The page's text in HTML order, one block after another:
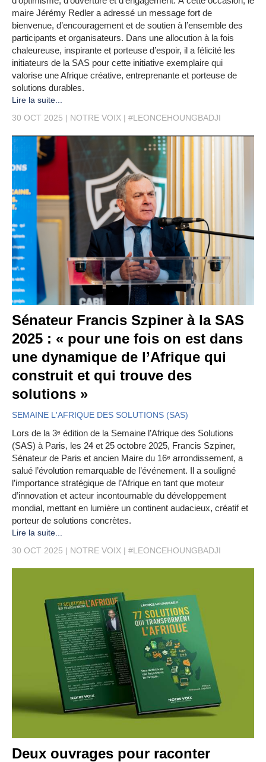
maire Jérémy Redler a adressé un message fort de
bienvenue, d’encouragement et de soutien à l’ensemble des
participants et organisateurs. Dans une allocution à la fois
chaleureuse, inspirante et porteuse d’espoir, il a félicité les
initiateurs de la SAS pour cette initiative exemplaire qui
valorise une Afrique créative, entreprenante et porteuse de
solutions durables.
Lire la suite...
30 OCT 2025
NOTRE VOIX #LEONCEHOUNGBADJI
Sénateur Francis Szpiner à la SAS
2025 : « pour une fois on est dans
une dynamique de l’Afrique qui
construit et qui trouve des
solutions »
SEMAINE L'AFRIQUE DES SOLUTIONS (SAS)
Lors de la 3ᵉ édition de la Semaine l’Afrique des Solutions
(SAS) à Paris, les 24 et 25 octobre 2025, Francis Szpiner,
Sénateur de Paris et ancien Maire du 16ᵉ arrondissement, a
salué l’évolution remarquable de l’événement. Il a souligné
l’importance stratégique de l’Afrique en tant que moteur
d’innovation et acteur incontournable du développement
mondial, mettant en lumière un continent audacieux, créatif et
porteur de solutions concrètes.
Lire la suite...
30 OCT 2025
NOTRE VOIX #LEONCEHOUNGBADJI
Deux ouvrages pour raconter